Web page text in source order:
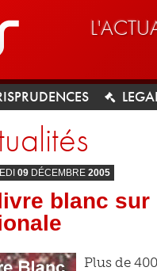
09 DÉCEMBRE 2005
blanc sur
Plus de